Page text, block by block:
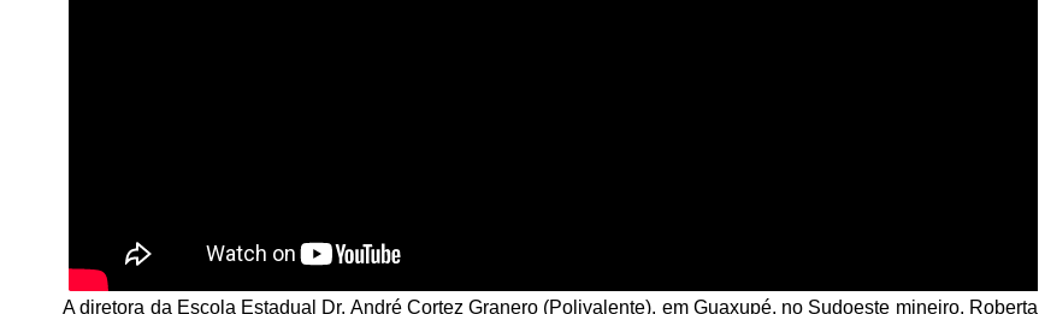
A diretora da Escola Estadual Dr. André Cortez Granero (Polivalente), em Guaxupé, no Sudoeste mineiro, Roberta